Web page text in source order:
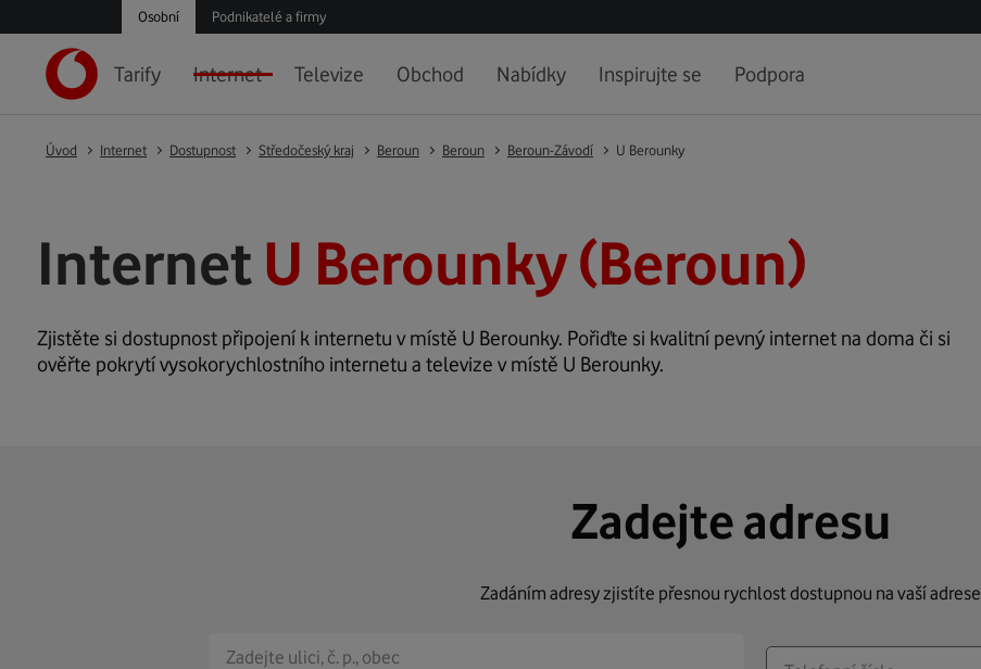
Osobní Podnikatelé a firmy
Tarify Internet Televize Obchod Nabídky Inspirujte se Podpora
Úvod Internet Dostupnost Středočeský kraj Beroun Beroun Beroun-Závodí U Berounky
Internet U Berounky (Beroun)
Zjistěte si dostupnost připojení k internetu v místě U Berounky. Pořiďte si kvalitní pevný internet na doma či si
ověřte pokrytí vysokorychlostního internetu a televize v místě U Berounky.
Zadejte adresu
Zadáním adresy zjistíte přesnou rychlost dostupnou na vaší adrese